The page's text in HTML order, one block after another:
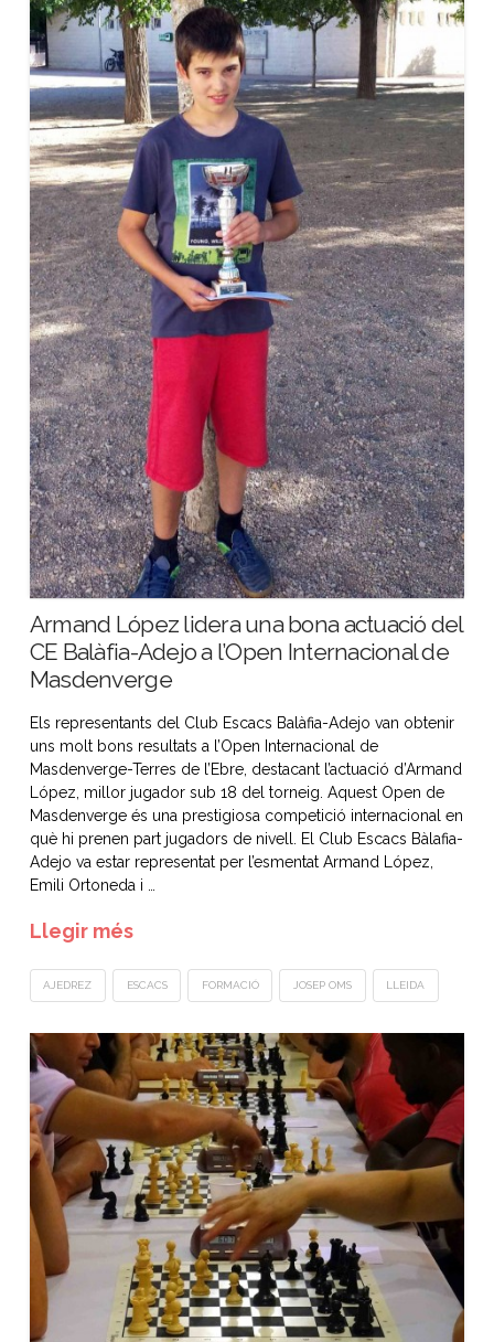
Armand López lidera una bona actuació del
CE Balàfia-Adejo a l’Open Internacional de
Masdenverge
Els representants del Club Escacs Balàfia-Adejo van obtenir
uns molt bons resultats a l’Open Internacional de
Masdenverge-Terres de l’Ebre, destacant l’actuació d’Armand
López, millor jugador sub 18 del torneig. Aquest Open de
Masdenverge és una prestigiosa competició internacional en
què hi prenen part jugadors de nivell. El Club Escacs Bàlafia-
Adejo va estar representat per l’esmentat Armand López,
Emili Ortoneda i …
Llegir més
AJEDREZ ESCACS FORMACIÓ JOSEP OMS LLEIDA